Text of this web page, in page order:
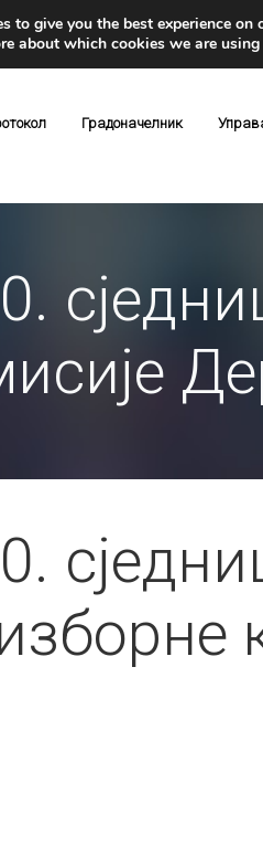
Градоначелник
to give you the best experience on
about which cookies we are